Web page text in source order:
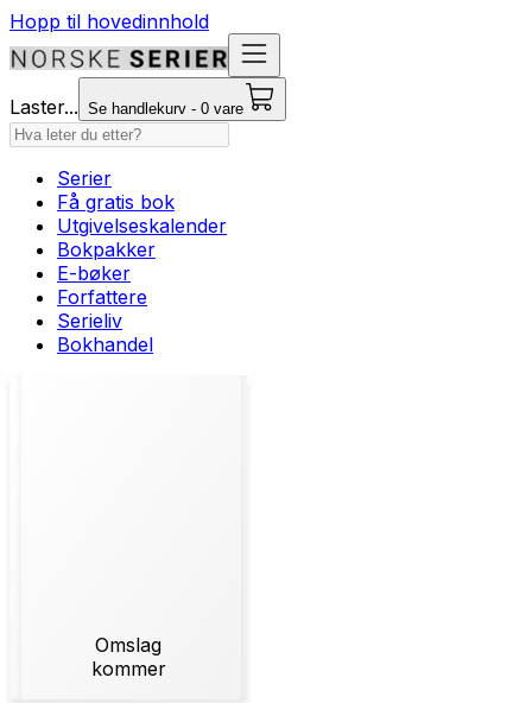
Hopp til hovedinnhold
Laster... Se handlekurv - 0 vare
Serier
Få gratis bok
Utgivelseskalender
Bokpakker
E-bøker
Forfattere
Serieliv
Bokhandel
Omslag
kommer